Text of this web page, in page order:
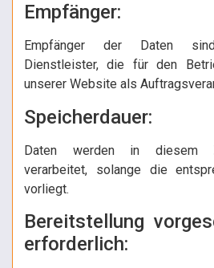
Empfänger:
Empfänger der Daten
Dienstleister, die für den
unserer Website als
Speicherdauer:
Daten werden in diesem
verarbeitet, solange die
vorliegt.
Bereitstellung
erforderlich: